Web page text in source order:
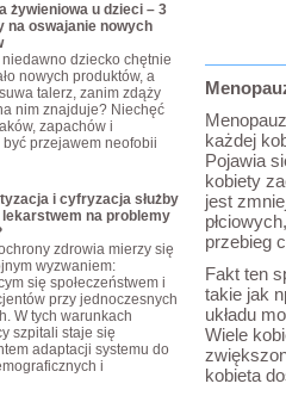
każdej
Pojawia
kobiety
jest
przebieg
Fakt ten
takie jak
układu
Wiele
kobieta
żywieniowa u dzieci – 3
na oswajanie nowych
dziecko chętnie
nowych produktów, a
talerz, zanim zdąży
nim znajduje? Niechęć
zapachów i
być przejawem neofobii
i cyfryzacja służby
lekarstwem na problemy
zdrowia mierzy się
wyzwaniem:
się społeczeństwem i
przy jednoczesnych
W tych warunkach
szpitali staje się
adaptacji systemu do
i